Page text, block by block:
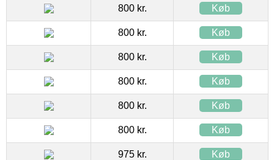
800 kr. Køb
800 kr. Køb
800 kr. Køb
800 kr. Køb
800 kr. Køb
800 kr. Køb
975 kr. Køb